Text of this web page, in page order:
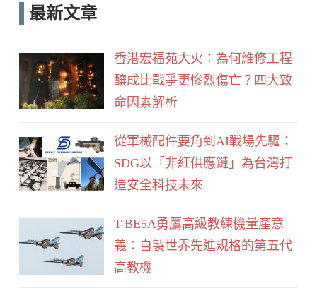
c
o
k
e
最新文章
香港宏福苑大火：為何維修工程
釀成比戰爭更慘烈傷亡？四大致
命因素解析
從軍械配件要角到AI戰場先驅：
SDG以「非紅供應鏈」為台灣打
造安全科技未來
T-BE5A勇鷹高級教練機量產意
義：自製世界先進規格的第五代
高教機